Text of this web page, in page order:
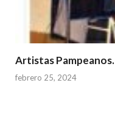
Artistas Pampeanos.
febrero 25, 2024